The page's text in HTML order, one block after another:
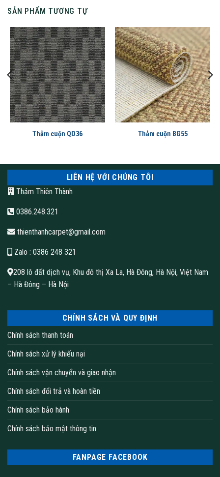
có tiêu chuẩn cao.
tham cuon cao cap cua thamthienthanh
Thảm cuộn Crest series có thiết kế sử dụng được linh hoạt
trong cả công trình văn phòng và khách sạn, dễ dàng phối màu
mang lại sự hiện đại sang trọng cũng như cắt theo kích cỡ
dàng vệ sinh.
Thông số sản phẩm Thảm cuộn Crest series
Loại sợi 3.66M
Tổng độ dày 7.00 mm
Khổ thảm BCF Polypropylene
Chuẩn chống bám bẩn
Chuẩn hạn chế cháy
SẢN PHẨM TƯƠNG TỰ
Thảm cuộn QD36 Thảm cuộn BG55
LIÊN HỆ VỚI CHÚNG TÔI
Thảm Thiên Thành
0386.248.321
thienthanhcarpet@gmail.com
Zalo : 0386 248 321
208 lô đất dịch vụ, Khu đô thị Xa La, Hà Đông, Hà Nội, Việt Nam
– Hà Đông – Hà Nội
CHÍNH SÁCH VÀ QUY ĐỊNH
Chính sách thanh toán
Chính sách xử lý khiếu nại
Chính sách vận chuyển và giao nhận
Chính sách đổi trả và hoàn tiền
Chính sách bảo hành
Chính sách bảo mật thông tin
FANPAGE FACEBOOK